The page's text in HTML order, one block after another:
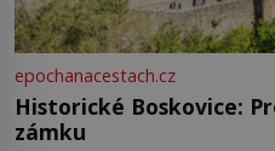
epochanacestach.cz
Historické Boskovice:
zámku